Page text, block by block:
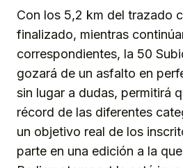
Con los 5,2 km del trazado
finalizado, mientras
correspondientes, la 50
gozará de un asfalto en
sin lugar a dudas, permitirá
récord de las diferentes
un objetivo real de los
parte en una edición a la